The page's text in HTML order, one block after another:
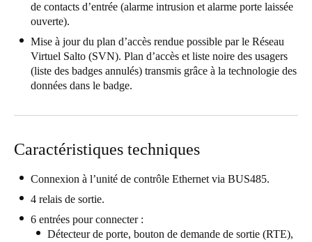
English
Ireland
English
France
Netherlands
Belgium
FrançaisNederlandsEnglish
de contacts d’entrée (alarme intrusion et alarme porte laissée
ouverte).
Mise à jour du plan d’accès rendue possible par le Réseau
Virtuel Salto (SVN). Plan d’accès et liste noire des usagers
(liste des badges annulés) transmis grâce à la technologie des
données dans le badge.
Caractéristiques techniques
Connexion à l’unité de contrôle Ethernet via BUS485.
4 relais de sortie.
6 entrées pour connecter :
Détecteur de porte, bouton de demande de sortie (RTE),